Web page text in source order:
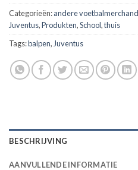
Categorieën:andere
Juventus,Produkten,School,thuis
Tags:balpen, Juventus
BESCHRIJVING
AANVULLENDE INFORMATIE